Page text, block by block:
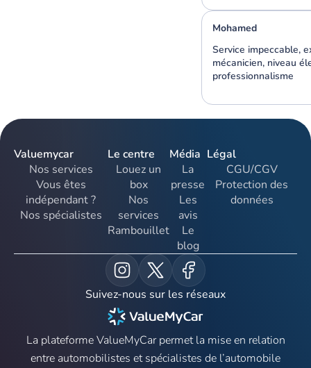
Mohamed
Service impeccable,
mécanicien, niveau
professionnalisme
Valuemycar
Nos services
Vous êtes
indépendant ?
Nos spécialistes
Le centre
Louez un
box
Nos
services
Rambouillet
Média
La
presse
Les
avis
Le
blog
Légal
CGU/CGV
Protection des
données
Suivez-nous sur les réseaux
La plateforme ValueMyCar permet la mise en relation
entre automobilistes et spécialistes de l’automobile